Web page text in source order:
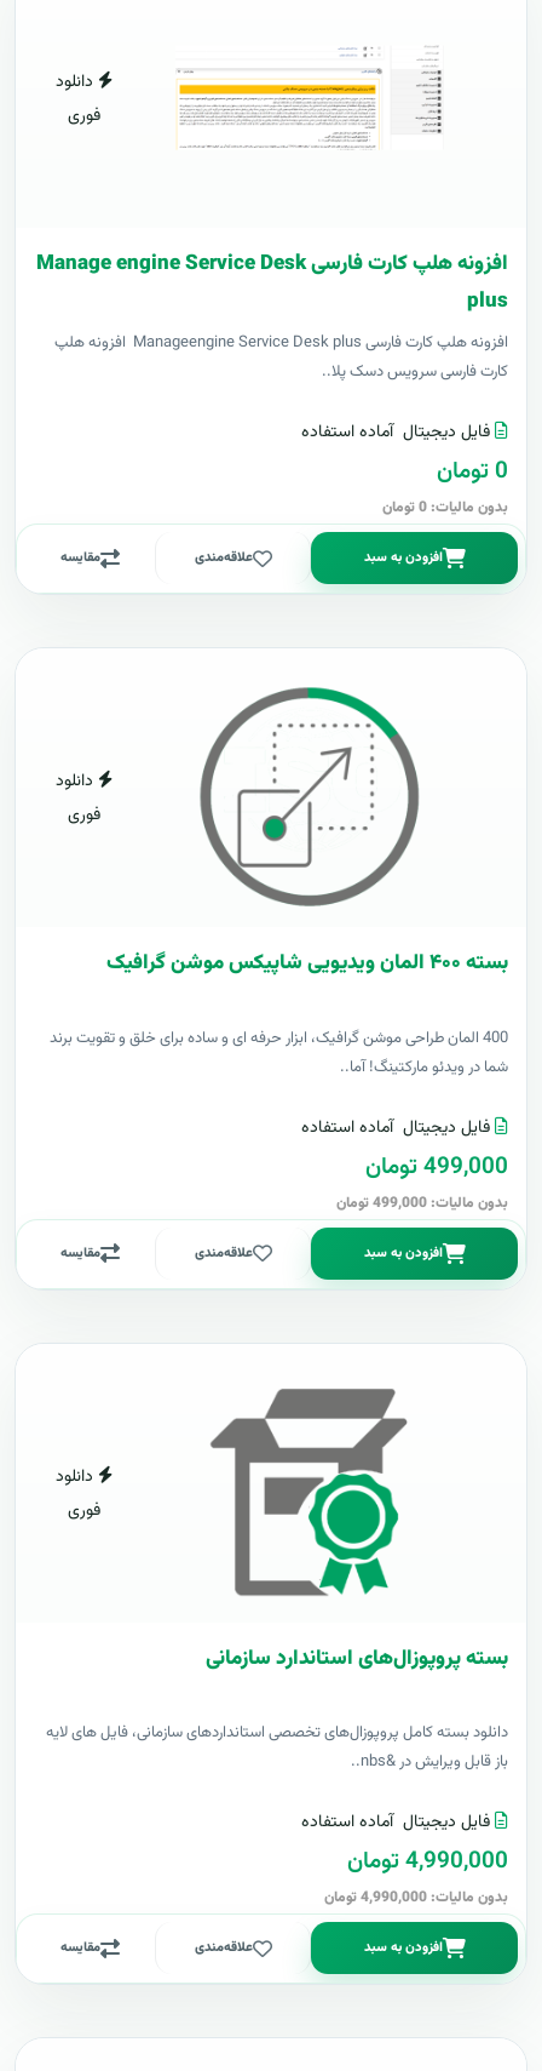
دانلود
فوری
افزونه هلپ کارت فارسی Manage engine Service Desk
plus
افزونه هلپ کارت فارسی Manageengine Service Desk plus افزونه هلپ
کارت فارسی سرویس دسک پلا..
فایل دیجیتال آماده استفاده
0 تومان
بدون مالیات: 0 تومان
افزودن به سبد علاقه‌مندی مقایسه
دانلود
فوری
بسته ۴۰۰ المان ویدیویی شاپیکس موشن گرافیک
400 المان طراحی موشن گرافیک، ابزار حرفه ای و ساده برای خلق و تقویت برند
شما در ویدئو مارکتینگ! آما..
فایل دیجیتال آماده استفاده
499,000 تومان
بدون مالیات: 499,000 تومان
افزودن به سبد علاقه‌مندی مقایسه
دانلود
فوری
بسته پروپوزال‌های استاندارد سازمانی
دانلود بسته کامل پروپوزال‌های تخصصی استانداردهای سازمانی، فایل های لایه
باز قابل ویرایش در &nbs..
فایل دیجیتال آماده استفاده
4,990,000 تومان
بدون مالیات: 4,990,000 تومان
افزودن به سبد علاقه‌مندی مقایسه